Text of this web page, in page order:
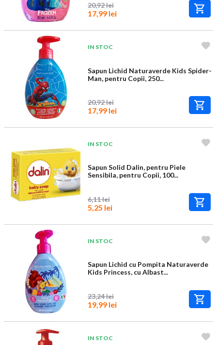
20,92 lei
17,99 lei
IN STOC
Sapun Lichid Naturaverde Kids Spider-
Man, pentru Copii, 250...
20,92 lei
17,99 lei
IN STOC
Sapun Solid Dalin, pentru Piele
Sensibila, pentru Copii, 100...
6,11 lei
5,25 lei
IN STOC
Sapun Lichid cu Pompita Naturaverde
Kids Princess, cu Albast...
23,24 lei
19,99 lei
IN STOC